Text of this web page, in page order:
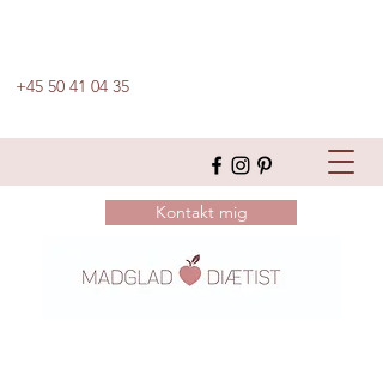
+45 50 41 04 35
Kontakt mig